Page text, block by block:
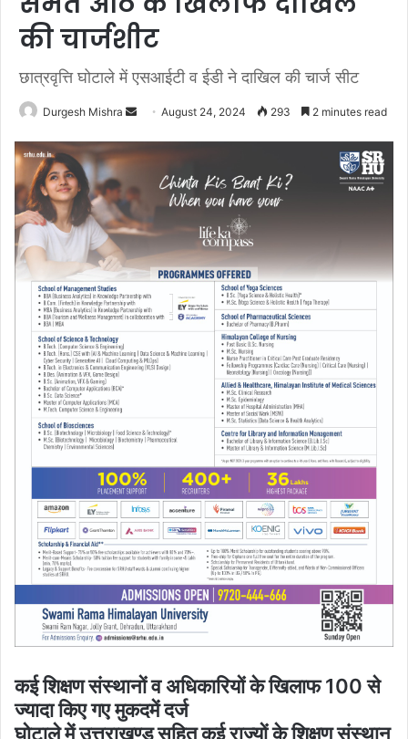
की चार्जशीट
छात्रवृत्ति घोटाले में एसआईटी व ईडी ने दाखिल की चार्ज सीट
Durgesh Mishra
Send
email
August 24, 2024 293 2 minutes read
कई शिक्षण संस्थानों व अधिकारियों के खिलाफ 100 से
ज्यादा किए गए मुकदमें दर्ज
घोटाले में उत्तराखण्ड सहित कई राज्यों के शिक्षण संस्थान